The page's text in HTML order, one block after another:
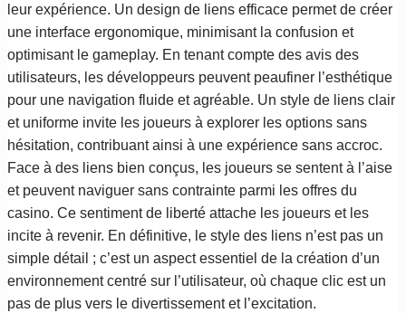
leur expérience. Un design de liens efficace permet de créer
une interface ergonomique, minimisant la confusion et
optimisant le gameplay. En tenant compte des avis des
utilisateurs, les développeurs peuvent peaufiner l’esthétique
pour une navigation fluide et agréable. Un style de liens clair
et uniforme invite les joueurs à explorer les options sans
hésitation, contribuant ainsi à une expérience sans accroc.
Face à des liens bien conçus, les joueurs se sentent à l’aise
et peuvent naviguer sans contrainte parmi les offres du
casino. Ce sentiment de liberté attache les joueurs et les
incite à revenir. En définitive, le style des liens n’est pas un
simple détail ; c’est un aspect essentiel de la création d’un
environnement centré sur l’utilisateur, où chaque clic est un
pas de plus vers le divertissement et l’excitation.